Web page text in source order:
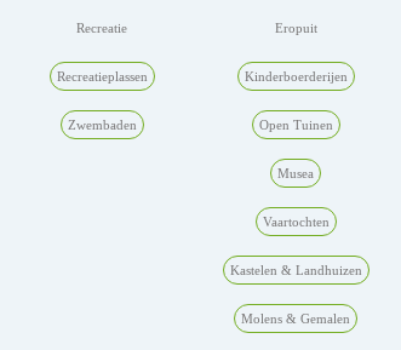
Recreatie
Recreatieplassen
Zwembaden
Eropuit
Kinderboerderijen
Open Tuinen
Musea
Vaartochten
Kastelen & Landhuizen
Molens & Gemalen